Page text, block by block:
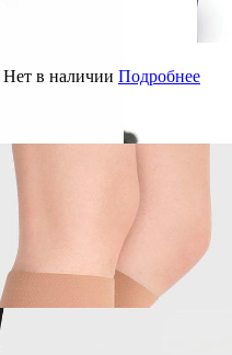
Нет в наличии Подробнее